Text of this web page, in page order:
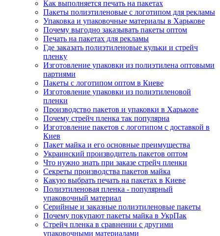
Как выполняется печать на пакетах
Пакеты полиэтиленовые с логотипом для рекламы
Упаковка и упаковочные материалы в Харькове
Почему выгодно заказывать пакеты оптом
Печать на пакетах для рекламы
Где заказать полиэтиленовые кульки и стрейч
пленку
Изготовление упаковки из полиэтилена оптовыми
партиями
Пакеты с логотипом оптом в Киеве
Изготовление упаковки из полиэтиленовой
пленки
Производство пакетов и упаковки в Харькове
Почему стрейч пленка так популярна
Изготовление пакетов с логотипом с доставкой в
Киев
Пакет майка и его основные преимущества
Украинский производитель пакетов оптом
Что нужно знать при заказе стрейч пленки
Секреты производства пакетов майка
Какую выбрать печать на пакетах в Киеве
Полиэтиленовая пленка - популярный
упаковочный материал
Серийные и заказные полиэтиленовые пакеты
Почему покупают пакеты майка в УкрПак
Стрейч пленка в сравнении с другими
упаковочными материалами